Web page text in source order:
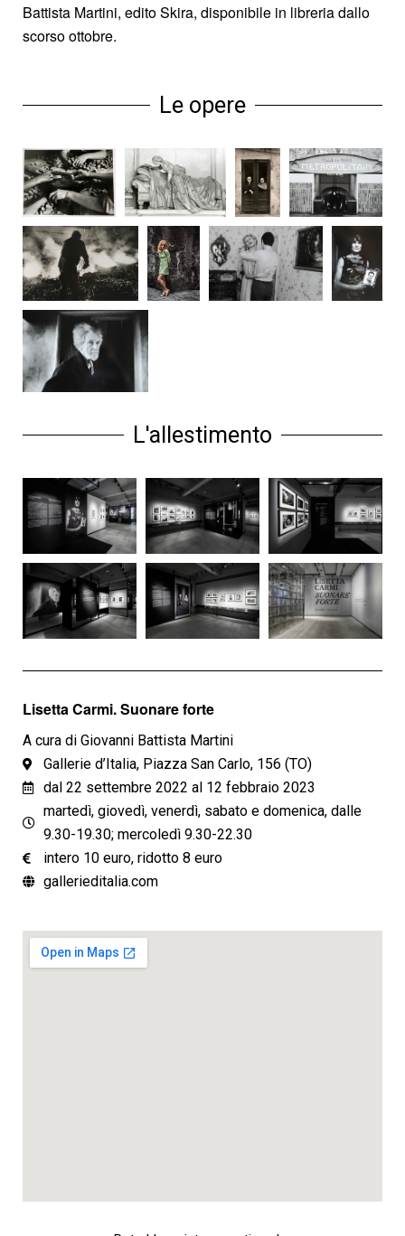
Battista Martini, edito Skira, disponibile in libreria dallo
scorso ottobre.
Le opere
L'allestimento
Lisetta Carmi. Suonare forte
A cura di Giovanni Battista Martini
Gallerie d’Italia, Piazza San Carlo, 156 (TO)
dal 22 settembre 2022 al 12 febbraio 2023
martedì, giovedì, venerdì, sabato e domenica, dalle
9.30-19.30; mercoledì 9.30-22.30
intero 10 euro, ridotto 8 euro
gallerieditalia.com